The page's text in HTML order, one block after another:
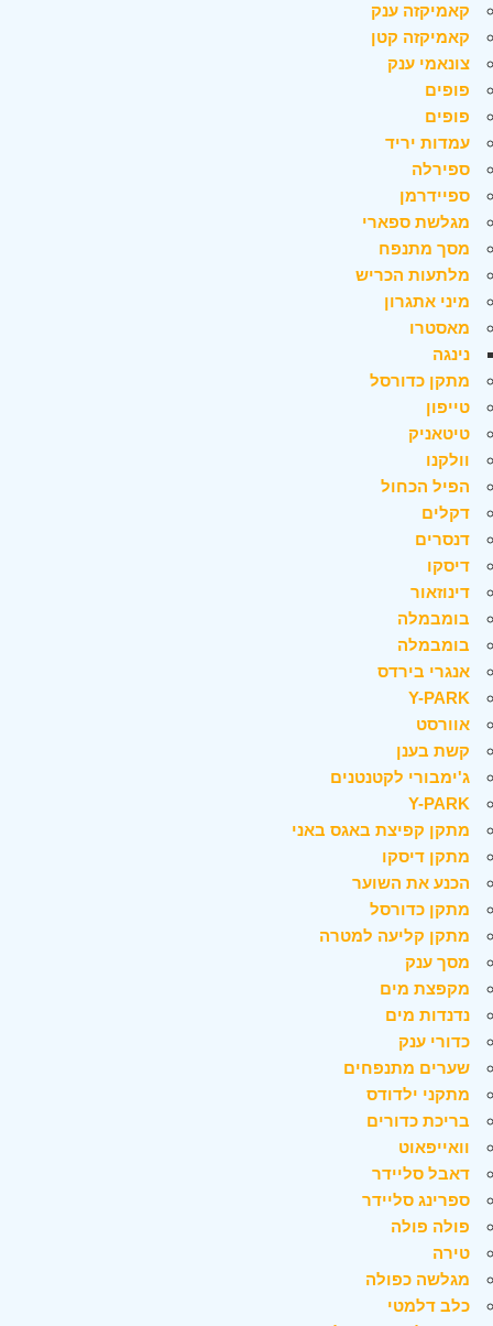
קאמיקזה ענק
קאמיקזה קטן
צונאמי ענק
פופים
פופים
עמדות יריד
ספירלה
ספיידרמן
מגלשת ספארי
מסך מתנפח
מלתעות הכריש
מיני אתגרון
מאסטרו
נינגה
מתקן כדורסל
טייפון
טיטאניק
וולקנו
הפיל הכחול
דקלים
דנסרים
דיסקו
דינוזאור
בומבמלה
בומבמלה
אנגרי בירדס
Y-PARK
אוורסט
קשת בענן
ג'ימבורי לקטנטנים
Y-PARK
מתקן קפיצת באגס באני
מתקן דיסקו
הכנע את השוער
מתקן כדורסל
מתקן קליעה למטרה
מסך ענק
מקפצת מים
נדנדות מים
כדורי ענק
שערים מתנפחים
מתקני ילדודס
בריכת כדורים
וואייפאוט
דאבל סליידר
ספרינג סליידר
פולה פולה
טירה
מגלשה כפולה
כלב דלמטי